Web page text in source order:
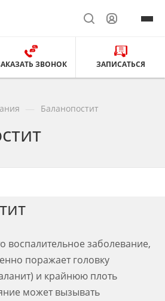
ЗВОНОК ЗАПИСАТЬСЯ
Баланопостит
воспалительное заболевание,
поражает головку
и крайнюю плоть
может вызывать